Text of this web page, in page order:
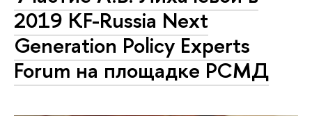
2019 KF-Russia Next
Generation Policy Experts
Forum на площадке РСМД